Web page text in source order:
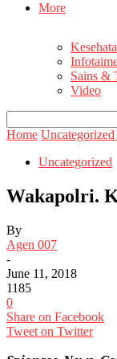
More
Sains &
Video
Home Uncategorized
Uncategorized
Wakapolri.
By
Agen 007
-
June 11, 2018
1185
0
Share on Facebook
Tweet on Twitter